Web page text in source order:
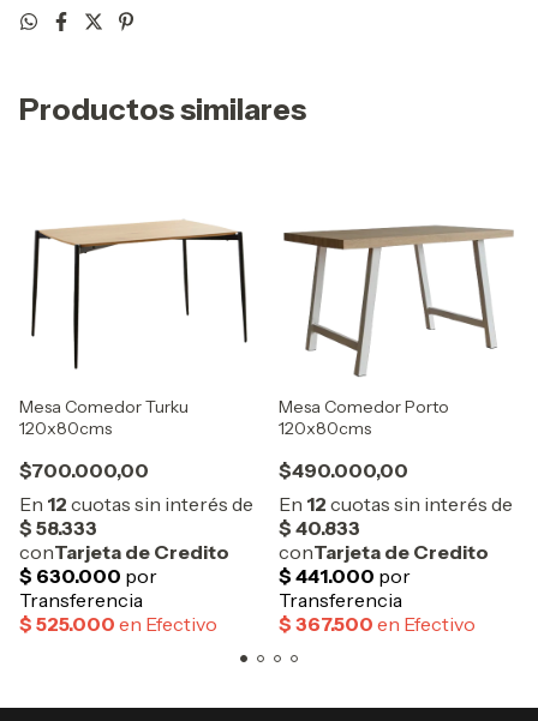
Productos similares
Mesa Comedor Turku
120x80cms
$700.000,00
Mesa Comedor Porto
120x80cms
$490.000,00